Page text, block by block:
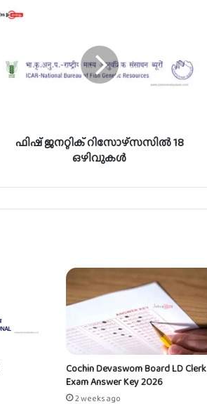
ഫിഷ് ജനറ്റിക് റിസോഴ്സസിൽ 18
ഒഴിവുകൾ
Cochin Devaswom Board LD Clerk
Exam Answer Key 2026
2 weeks ago